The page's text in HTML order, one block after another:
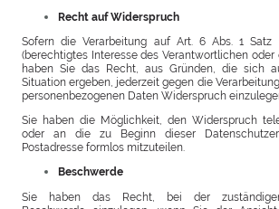
Recht auf Widerspruch
Sofern die Verarbeitung auf Art. 6 Abs. 1 Satz
(berechtigtes Interesse des Verantwortlichen oder
haben Sie das Recht, aus Gründen, die sich
Situation ergeben, jederzeit gegen die
personenbezogenen Daten Widerspruch
Sie haben die Möglichkeit, den Widerspruch
oder an die zu Beginn dieser
Postadresse formlos mitzuteilen.
Beschwerde
Sie haben das Recht, bei der